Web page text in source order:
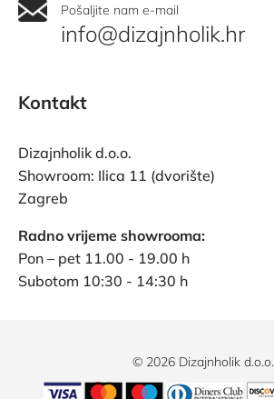
Pošaljite nam e-mail
info@dizajnholik.hr
Kontakt
Dizajnholik d.o.o.
Showroom: Ilica 11 (dvorište)
Zagreb
Radno vrijeme showrooma:
Pon – pet 11.00 - 19.00 h
Subotom 10:30 - 14:30 h
© 2026 Dizajnholik d.o.o.